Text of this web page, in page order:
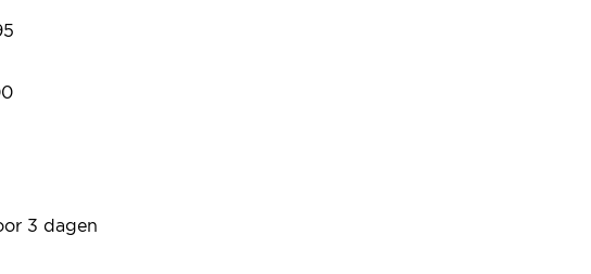
3 dagen